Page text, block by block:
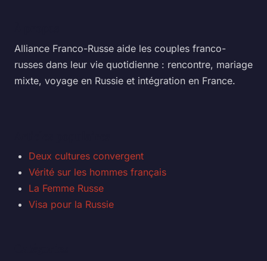
Alliance Franco-Russe aide les couples franco-
russes dans leur vie quotidienne : rencontre, mariage
mixte, voyage en Russie et intégration en France.
Deux cultures convergent
Vérité sur les hommes français
La Femme Russe
Visa pour la Russie